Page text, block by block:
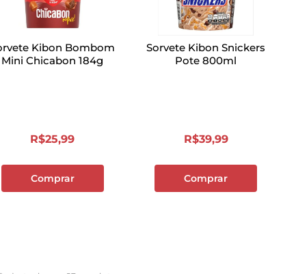
Kibon Bombom
Mini Chicabon 184g
R$25,99
Comprar
Sorvete Kibon Snickers
Pote 800ml
R$39,99
Comprar